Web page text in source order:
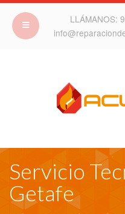
LLÁMANOS:
Servicio
Getafe